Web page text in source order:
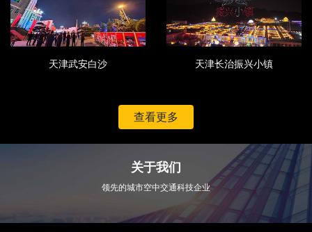
天津武安白沙 天津长治振兴小镇
查看更多
关于我们
领先的城市空中交通科技企业